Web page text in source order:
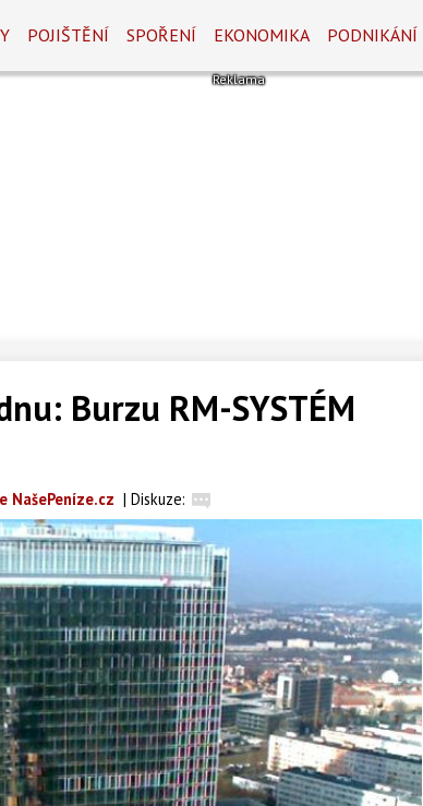
POJIŠTĚNÍ SPOŘENÍ EKONOMIKA PODNIKÁNÍ
Burzu RM-SYSTÉM
NašePeníze.cz | Diskuze: